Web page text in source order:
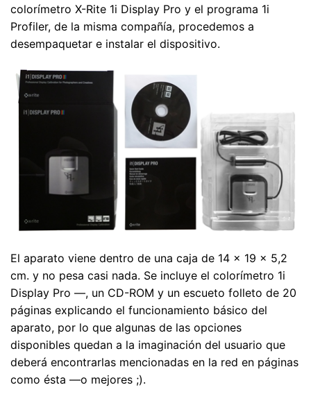
colorímetro X-Rite 1i Display Pro y el programa 1i
Profiler, de la misma compañía, procedemos a
desempaquetar e instalar el dispositivo.
El aparato viene dentro de una caja de 14 × 19 × 5,2
cm. y no pesa casi nada. Se incluye el colorímetro 1i
Display Pro —, un CD-ROM y un escueto folleto de 20
páginas explicando el funcionamiento básico del
aparato, por lo que algunas de las opciones
disponibles quedan a la imaginación del usuario que
deberá encontrarlas mencionadas en la red en páginas
como ésta —o mejores ;).